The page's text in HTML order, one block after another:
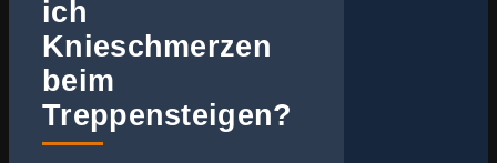
ich
Knieschmerzen
beim
Treppensteigen?